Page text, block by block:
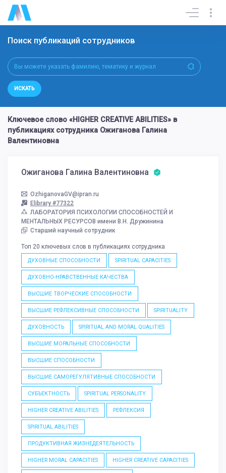
Поиск публикаций сотрудников
ИСКАТЬ
Ключевое слово «HIGHER CREATIVE ABILITIES» в
публикациях сотрудника Ожиганова Галина
Валентиновна
Ожиганова Галина Валентиновна
OzhiganovaGV@ipran.ru
Elibrary #77322
ЛАБОРАТОРИЯ ПСИХОЛОГИИ СПОСОБНОСТЕЙ И
МЕНТАЛЬНЫХ РЕСУРСОВ имени В.Н. Дружинина
Старший научный сотрудник
Топ 20 ключевых слов в публикациях сотрудника
ДУХОВНЫЕ СПОСОБНОСТИ SPIRITUAL CAPACITIES
ДУХОВНО-НРАВСТВЕННЫЕ КАЧЕСТВА
ВЫСШИЕ ТВОРЧЕСКИЕ СПОСОБНОСТИ
ВЫСШИЕ РЕФЛЕКСИВНЫЕ СПОСОБНОСТИ SPIRITUALITY
ДУХОВНОСТЬ SPIRITUAL AND MORAL QUALITIES
ВЫСШИЕ МОРАЛЬНЫЕ СПОСОБНОСТИ
ВЫСШИЕ СПОСОБНОСТИ
ВЫСШИЕ САМОРЕГУЛЯТИВНЫЕ СПОСОБНОСТИ
СУБЪЕКТНОСТЬ SPIRITUAL PERSONALITY
HIGHER CREATIVE ABILITIES РЕФЛЕКСИЯ
SPIRITUAL ABILITIES
ПРОДУКТИВНАЯ ЖИЗНЕДЕЯТЕЛЬНОСТЬ
HIGHER MORAL CAPACITIES HIGHER CREATIVE CAPACITIES